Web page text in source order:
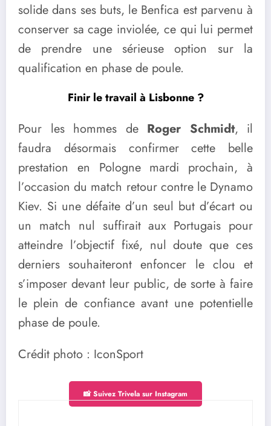
solide dans ses buts, le Benfica est parvenu à
conserver sa cage inviolée, ce qui lui permet
de prendre une sérieuse option sur la
qualification en phase de poule.
Finir le travail à Lisbonne ?
Pour les hommes de Roger Schmidt, il
faudra désormais confirmer cette belle
prestation en Pologne mardi prochain, à
l’occasion du match retour contre le Dynamo
Kiev. Si une défaite d’un seul but d’écart ou
un match nul suffirait aux Portugais pour
atteindre l’objectif fixé, nul doute que ces
derniers souhaiteront enfoncer le clou et
s’imposer devant leur public, de sorte à faire
le plein de confiance avant une potentielle
phase de poule.
Crédit photo : IconSport
📸 Suivez Trivela sur Instagram